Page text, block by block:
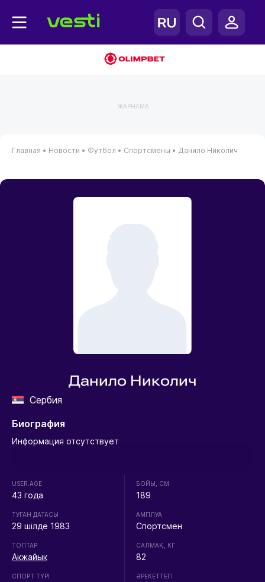
ЖАРНАМА
Главная • Новости • Футбол • Спортсмены • Данило Николич
Данило Николич
Сербия
Биография
Информация отсутствует
USER.AGE
43 года
ТУҒАН ДАТАСЫ
29 шілде 1983
ТОПТАР
Акжайык
СПОРТ ТҮРІ
БОЙЫ, СМ
189
АМПЛУА
Спортсмен
CАЛМАҚ, КГ
82
ӘРЕКЕТТЕГІ